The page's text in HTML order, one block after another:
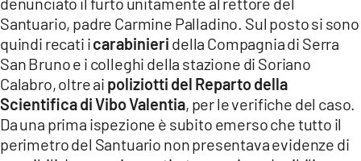
Santuario, padre Carmine Palladino. Sul posto si sono
quindi recati icarabinieri della Compagnia di Serra
San Bruno e i colleghi della stazione di Soriano
Calabro, oltre ai poliziotti del Reparto della
Scientifica di Vibo Valentia, per le verifiche del caso.
Da una prima ispezione è subito emerso che tutto il
perimetro del Santuario non presentava evidenze di